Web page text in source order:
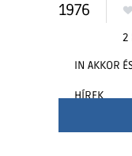
1976
2
IN AKKOR
HÍREK